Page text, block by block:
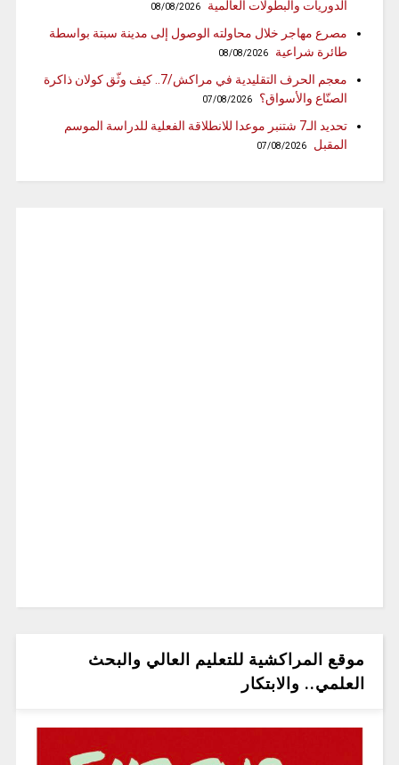
الدوريات والبطولات العالمية
08/08/2026
مصرع مهاجر خلال محاولته الوصول إلى مدينة سبتة بواسطة
طائرة شراعية
08/08/2026
معجم الحرف التقليدية في مراكش/7.. كيف وثّق كولان ذاكرة
الصنّاع والأسواق؟
07/08/2026
تحديد الـ7 شتنبر موعدا للانطلاقة الفعلية للدراسة الموسم
المقبل
07/08/2026
موقع المراكشية للتعليم العالي والبحث
العلمي.. والابتكار